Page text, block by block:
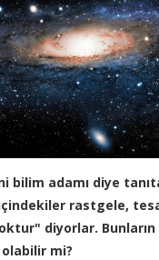
bilim adamı diye
rastgele,
diyorlar.
mi?